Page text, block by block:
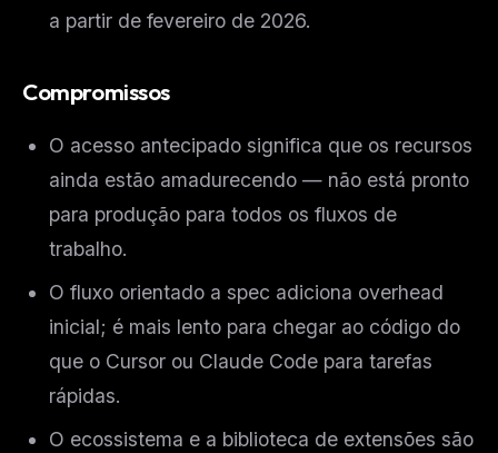
a partir de fevereiro de 2026.
Compromissos
O acesso antecipado significa que os recursos
ainda estão amadurecendo — não está pronto
para produção para todos os fluxos de
trabalho.
O fluxo orientado a spec adiciona overhead
inicial; é mais lento para chegar ao código do
que o Cursor ou Claude Code para tarefas
rápidas.
O ecossistema e a biblioteca de extensões são